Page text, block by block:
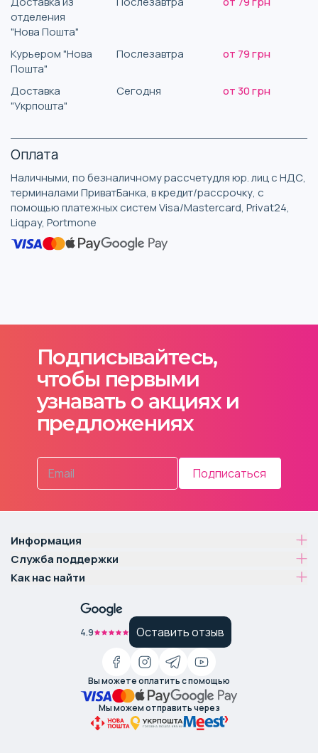
отделения
"Нова Пошта"
Курьером "Нова
Пошта"
Послезавтра от 79 грн
Доставка
"Укрпошта"
Сегодня от 30 грн
Оплата
Наличными, по безналичному рассчетудля юр. лиц с НДС,
терминалами ПриватБанка, в кредит/рассрочку, с
помощью платежных систем Visa/Mastercard, Privat24,
Liqpay, Portmone
Подписывайтесь,
чтобы первыми
узнавать о акциях и
предложениях
Подписаться
Информация
Служба поддержки
Как нас найти
4.9 Оставить отзыв
Вы можете оплатить с помощью
Мы можем отправить через